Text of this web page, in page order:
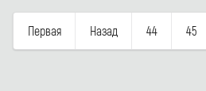
Первая Назад 44 45